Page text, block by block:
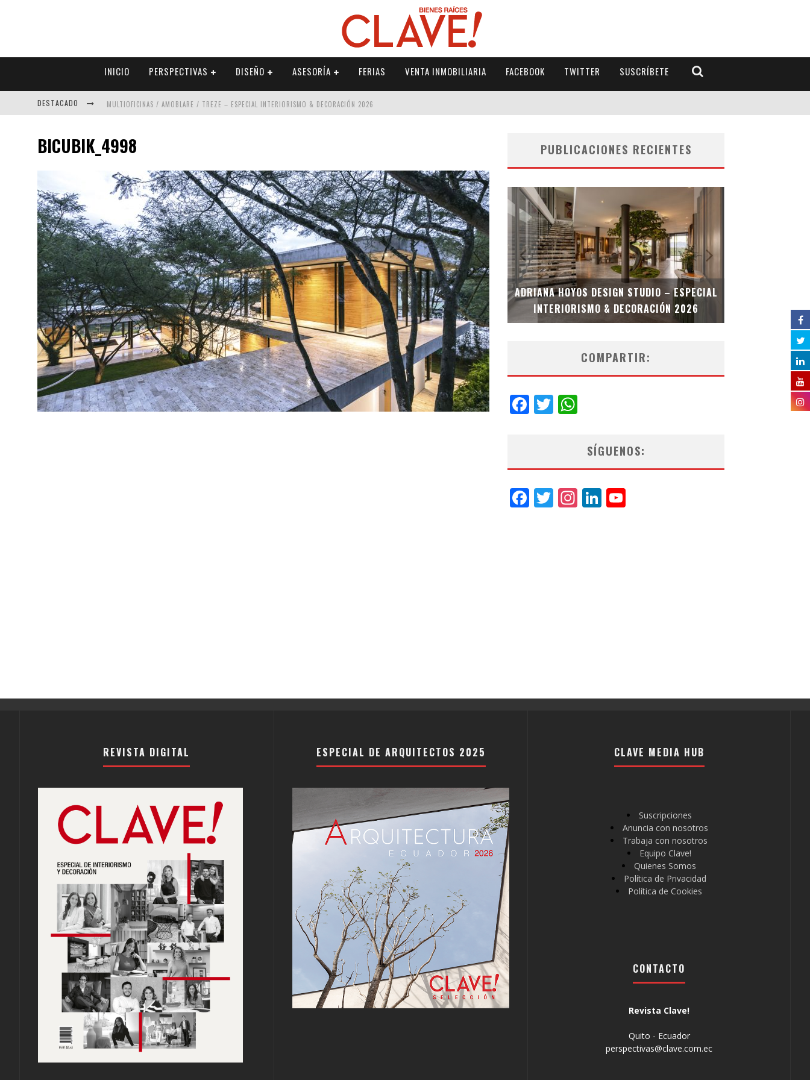
INICIO PERSPECTIVAS DISEÑO ASESORÍA FERIAS VENTA INMOBILIARIA FACEBOOK TWITTER SUSCRÍBETE
DESTACADO MULTIOFICINAS / AMOBLARE / TREZE – ESPECIAL INTERIORISMO & DECORACIÓN 2026
COLINEAL – ESPECIAL INTERIORISMO & DECORACIÓN 2026
ADRIANA HOYOS DESIGN STUDIO – ESPECIAL INTERIORISMO & DECORACIÓN 2026
BICUBIK_4998 PUBLICACIONES RECIENTES
MUBB DESIGN STUDIO – ESPECIAL
INTERIORISMO & DECORACIÓN 2026
ADRIANA HOYOS DESIGN STUDIO – ESPECIAL
INTERIORISMO & DECORACIÓN 2026
COMPARTIR:
Facebook
Twitter
SÍGUENOS:
Facebook
Twitter
Instagram
LinkedIn
REVISTA DIGITAL ESPECIAL DE ARQUITECTOS 2025 CLAVE MEDIA HUB
Suscripciones
Anuncia con nosotros
Trabaja con nosotros
Equipo Clave!
Quienes Somos
Política de Privacidad
Política de Cookies
CONTACTO
Revista Clave!
Quito - Ecuador
perspectivas@clave.com.ec